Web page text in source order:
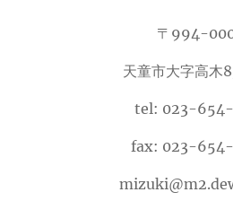
〒994-
天童市大字高木
tel: 023-
fax: 023-